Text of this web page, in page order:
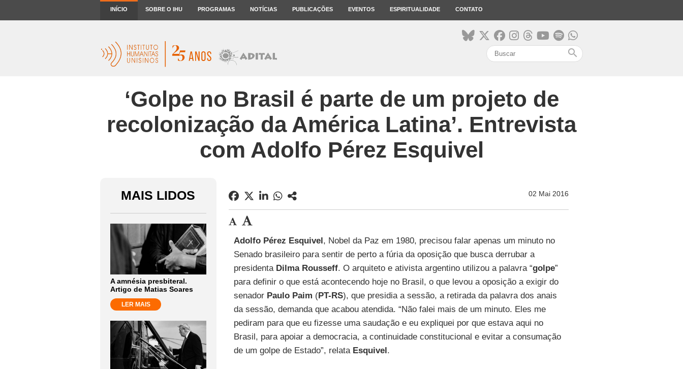
INÍCIO SOBRE O IHU PROGRAMAS NOTÍCIAS PUBLICAÇÕES EVENTOS ESPIRITUALIDADE CONTATO
search
‘Golpe no Brasil é parte de um projeto de
recolonização da América Latina’. Entrevista
com Adolfo Pérez Esquivel
MAIS LIDOS
A amnésia presbiteral.
Artigo de Matias Soares
LER MAIS
02 Mai 2016
Adolfo Pérez Esquivel, Nobel da Paz em 1980, precisou falar apenas um minuto no
Senado brasileiro para sentir de perto a fúria da oposição que busca derrubar a
presidenta Dilma Rousseff. O arquiteto e ativista argentino utilizou a palavra “golpe”
para definir o que está acontecendo hoje no Brasil, o que levou a oposição a exigir do
senador Paulo Paim (PT-RS), que presidia a sessão, a retirada da palavra dos anais
da sessão, demanda que acabou atendida. “Não falei mais de um minuto. Eles me
pediram para que eu fizesse uma saudação e eu expliquei por que estava aqui no
Brasil, para apoiar a democracia, a continuidade constitucional e evitar a consumação
de um golpe de Estado”, relata Esquivel.